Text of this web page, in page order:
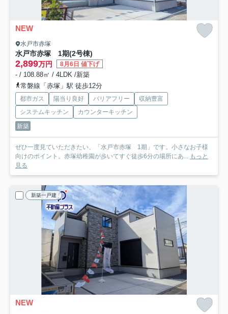
NEW
水戸市赤塚
水戸市赤塚 1期(2号棟)
2,899万円 8月6日 値下げ
- / 108.88㎡ / 4LDK /新築
常磐線「赤塚」駅 徒歩12分
都市ガス 陽当り良好 バリアフリー
収納豊富
システムキッチン
カウンターキッチン
新築
ぜひ一度見ていただきたい、「水戸市赤塚 1期」です。小さなお子様
向けのポイント。赤塚幼稚園が歩いてすぐ徒歩6分の場所にあ... もっと
見る
新築一戸建
NEW